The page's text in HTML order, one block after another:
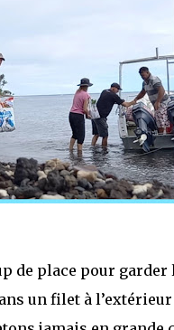
de place pour
un filet à